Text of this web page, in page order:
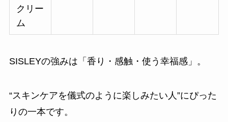
クリー
ム
SISLEYの強みは「香り・感触・使う幸福感」。
“スキンケアを儀式のように楽しみたい人”にぴった
りの一本です。